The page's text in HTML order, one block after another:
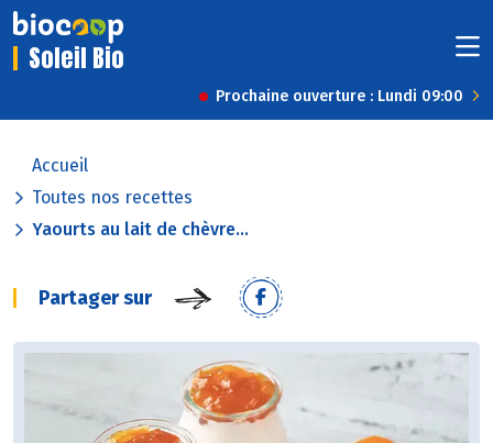
Soleil Bio
Prochaine ouverture : Lundi 09:00
Accueil
Toutes nos recettes
Yaourts au lait de chèvre...
Partager sur